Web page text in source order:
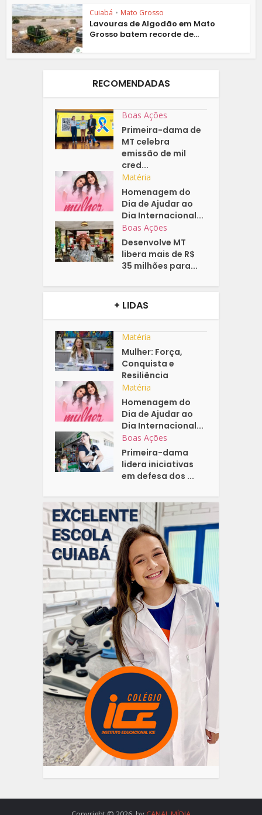
Cuiabá • Mato Grosso
Lavouras de Algodão em Mato
Grosso batem recorde de...
RECOMENDADAS
Boas Ações
Primeira-dama de
MT celebra
emissão de mil
cred...
Matéria
Homenagem do
Dia de Ajudar ao
Dia Internacional...
Boas Ações
Desenvolve MT
libera mais de R$
35 milhões para...
+ LIDAS
Matéria
Mulher: Força,
Conquista e
Resiliência
Matéria
Homenagem do
Dia de Ajudar ao
Dia Internacional...
Boas Ações
Primeira-dama
lidera iniciativas
em defesa dos ...